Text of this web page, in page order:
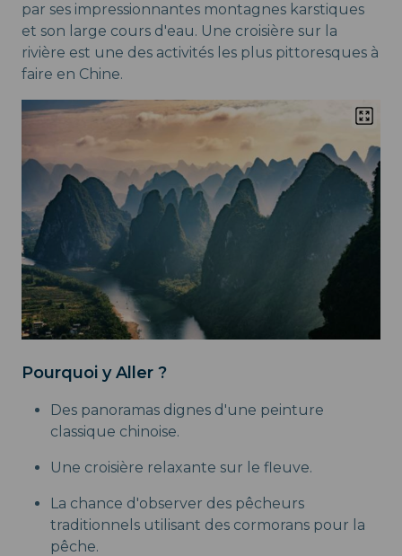
par ses impressionnantes montagnes karstiques
et son large cours d'eau. Une croisière sur la
rivière est une des activités les plus pittoresques à
faire en Chine.
Pourquoi y Aller ?
Des panoramas dignes d'une peinture
classique chinoise.
Une croisière relaxante sur le fleuve.
La chance d'observer des pêcheurs
traditionnels utilisant des cormorans pour la
pêche.